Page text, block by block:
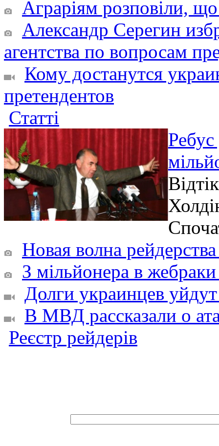
Аграріям розповіли,
Александр Серегин
агентства по вопросам
Кому достанутся
претендентов
Статті
Ребус
Новая волна
З мільйонера в
Долги украинцев
В МВД рассказали о
Реєстр рейдерів